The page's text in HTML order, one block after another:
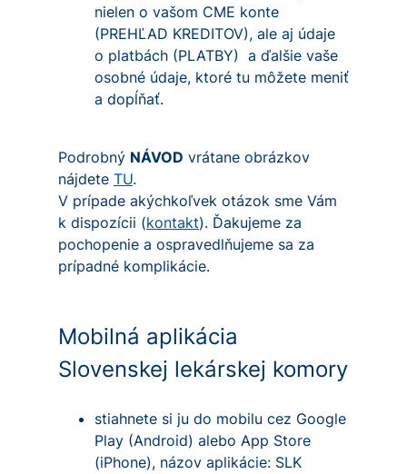
nielen o vašom CME konte
(PREHĽAD KREDITOV), ale aj údaje
o platbách (PLATBY) a ďalšie vaše
osobné údaje, ktoré tu môžete meniť
a dopĺňať.
Podrobný NÁVOD vrátane obrázkov
nájdete TU.
V prípade akýchkoľvek otázok sme Vám
k dispozícii (kontakt). Ďakujeme za
pochopenie a ospravedlňujeme sa za
prípadné komplikácie.
Mobilná aplikácia
Slovenskej lekárskej komory
stiahnete si ju do mobilu cez Google
Play (Android) alebo App Store
(iPhone), názov aplikácie: SLK